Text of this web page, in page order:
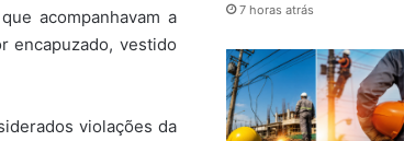
acompanhavam a
encapuzado, vestido
violações da
7 horas atrás